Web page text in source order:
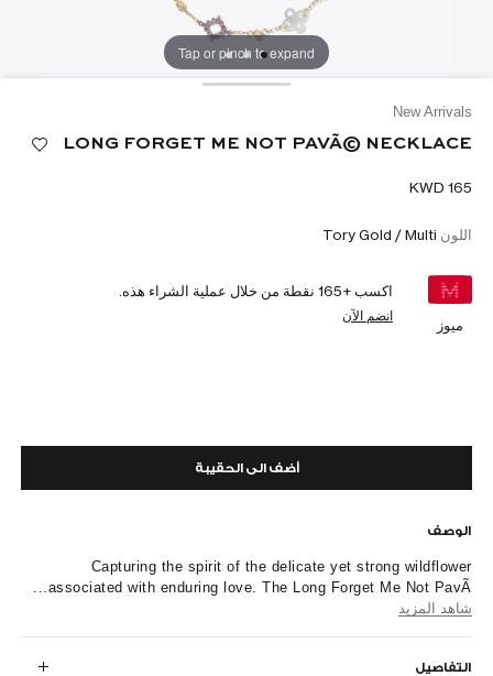
Tap or pinch to expand
New Arrivals
LONG FORGET ME NOT PAVÃ© NECKLACE
اللون Tory Gold / Multi
ميوز
اكسب +165 نقطة من خلال عملية الشراء هذه.
انضم الآن
أضف الى الحقيبة
الوصف
Capturing the spirit of the delicate yet strong wildflower
associated with enduring love. The Long Forget Me Not PavÃ...
شاهد المزيد
التفاصيل